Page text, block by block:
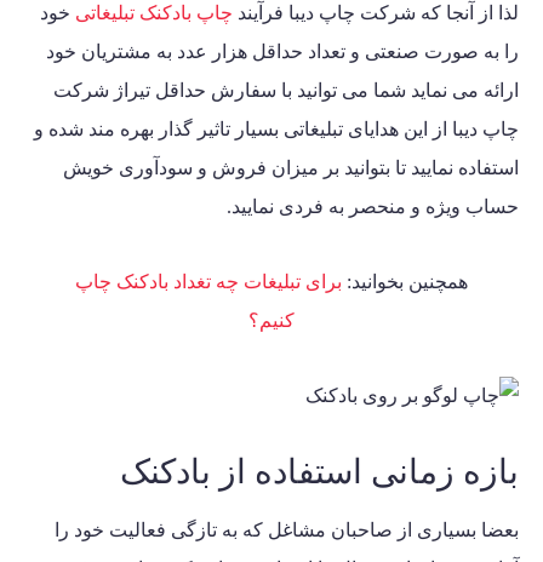
لذا از آنجا که شرکت چاپ دیبا فرآیند چاپ بادکنک تبلیغاتی خود
را به صورت صنعتی و تعداد حداقل هزار عدد به مشتریان خود
ارائه می نماید شما می توانید با سفارش حداقل تیراژ شرکت
چاپ دیبا از این هدایای تبلیغاتی بسیار تاثیر گذار بهره مند شده و
استفاده نمایید تا بتوانید بر میزان فروش و سودآوری خویش
حساب ویژه و منحصر به فردی نمایید.
همچنین بخوانید: برای تبلیغات چه تغداد بادکنک چاپ
کنیم؟
بازه زمانی استفاده از بادکنک
بعضا بسیاری از صاحبان مشاغل که به تازگی فعالیت خود را